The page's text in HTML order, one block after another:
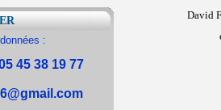
:
45 38 19 77
David